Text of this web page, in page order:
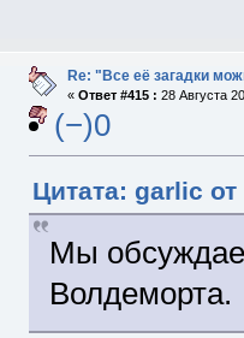
Re: "Все её загадки
« Ответ #415 : 28 Августа
(−)0
Цитата: garlic от
Мы
Волдеморта.